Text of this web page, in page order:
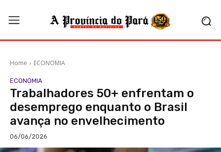
Home ECONOMIA
ECONOMIA
Trabalhadores 50+ enfrentam o
desemprego enquanto o Brasil
avança no envelhecimento
06/06/2026